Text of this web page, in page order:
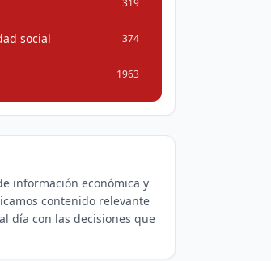
319
social 374
1963
información económica y
contenido relevante
día con las decisiones que